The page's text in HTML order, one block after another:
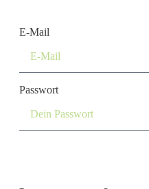
E-Mail
Passwort